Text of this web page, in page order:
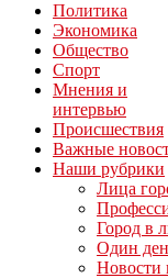
Политика
Экономика
Общество
Спорт
Мнения и
интервью
Происшествия
Важные
Наши рубрики
Лица
Город в
Один
Новости